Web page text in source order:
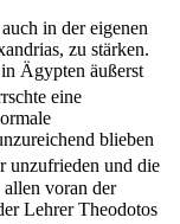
in der eigenen
zu stärken.
Ägypten äußerst
eine
blieben
unzufrieden und die
voran der
Lehrer Theodotos